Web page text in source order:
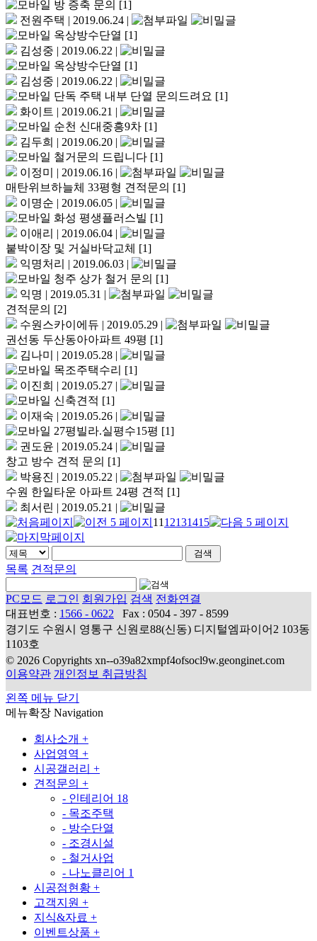
방 증축 문의 [1]
전원주택 | 2019.06.24 |
옥상방수단열 [1]
김성중 | 2019.06.22 |
옥상방수단열 [1]
김성중 | 2019.06.22 |
단독 주택 내부 단열 문의드려요 [1]
화이트 | 2019.06.21 |
순천 신대중흥9차 [1]
김두희 | 2019.06.20 |
철거문의 드립니다 [1]
이정미 | 2019.06.16 |
매탄위브하늘체 33평형 견적문의 [1]
이명순 | 2019.06.05 |
화성 평생플러스빌 [1]
이애리 | 2019.06.04 |
붙박이장 및 거실바닥교체 [1]
익명처리 | 2019.06.03 |
청주 상가 철거 문의 [1]
익명 | 2019.05.31 |
견적문의 [2]
수원스카이에듀 | 2019.05.29 |
권선동 두산동아아파트 49평 [1]
김나미 | 2019.05.28 |
목조주택수리 [1]
이진희 | 2019.05.27 |
신축견적 [1]
이재숙 | 2019.05.26 |
27평빌라.실평수15평 [1]
권도윤 | 2019.05.24 |
창고 방수 견적 문의 [1]
박용진 | 2019.05.22 |
수원 한일타운 아파트 24평 견적 [1]
최서린 | 2019.05.21 |
11 12131415
목록 견적문의
PC모드 로그인 회원가입 검색 전화연결
대표번호 : 1566 - 0622
Fax : 0504 - 397 - 8599
경기도 수원시 영통구 신원로88(신동) 디지털엠파이어2 103동
1103호
© 2026 Copyrights xn--o39a82xmpf4ofsocl9w.geonginet.com
이용약관 개인정보 취급방침
왼쪽 메뉴 닫기
메뉴확장 Navigation
회사소개 +
사업영역 +
시공갤러리 +
견적문의 +
- 인테리어 18
- 목조주택
- 방수단열
- 조경시설
- 철거사업
- 나노클리어 1
시공점현황 +
고객지원 +
지식&자료 +
이벤트상품 +